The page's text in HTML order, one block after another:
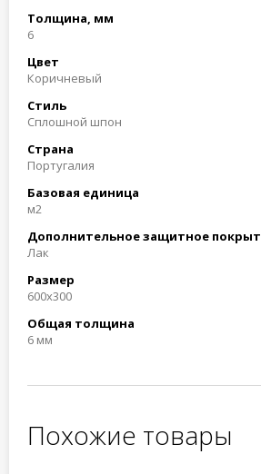
Толщина, мм
6
Цвет
Коричневый
Стиль
Сплошной шпон
Страна
Португалия
Базовая единица
м2
Дополнительное защитное
Лак
Размер
600x300
Общая толщина
6 мм
Похожие товары